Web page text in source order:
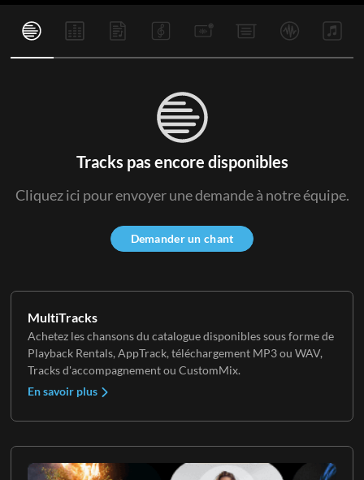
MultiTracks
Achetez les chansons du catalogue disponibles sous forme de
Playback Rentals, AppTrack, téléchargement MP3 ou WAV,
Tracks d'accompagnement ou CustomMix.
En savoir plus
Tracks pas encore disponibles
Cliquez ici pour envoyer une demande à notre équipe.
Demander un chant